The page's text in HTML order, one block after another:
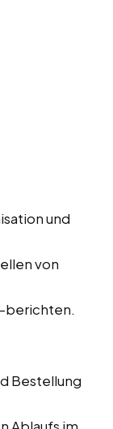
und
von
berichten.
Bestellung